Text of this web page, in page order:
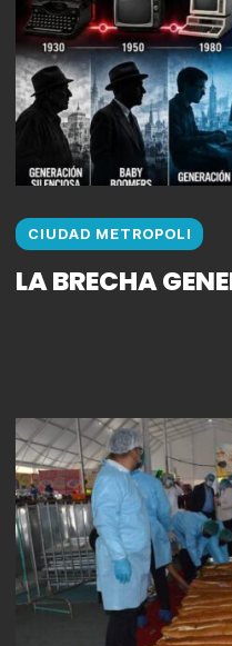
CIUDAD METROPOLI
LA BRECHA